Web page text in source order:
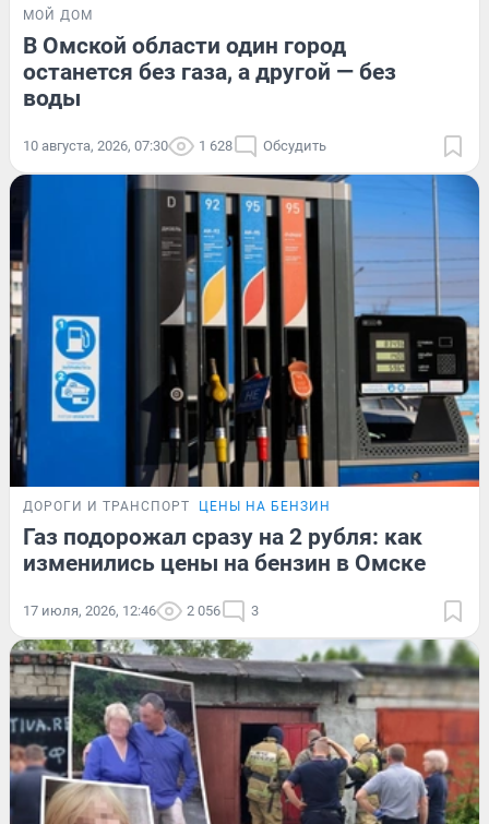
МОЙ ДОМ
В Омской области один город
останется без газа, а другой — без
воды
10 августа, 2026, 07:30 1 628 Обсудить
ДОРОГИ И ТРАНСПОРТ ЦЕНЫ НА БЕНЗИН
Газ подорожал сразу на 2 рубля: как
изменились цены на бензин в Омске
17 июля, 2026, 12:46 2 056 3